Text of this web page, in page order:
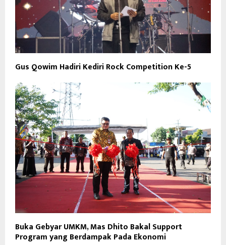
Gus Qowim Hadiri Kediri Rock Competition Ke-5
Buka Gebyar UMKM, Mas Dhito Bakal Support
Program yang Berdampak Pada Ekonomi